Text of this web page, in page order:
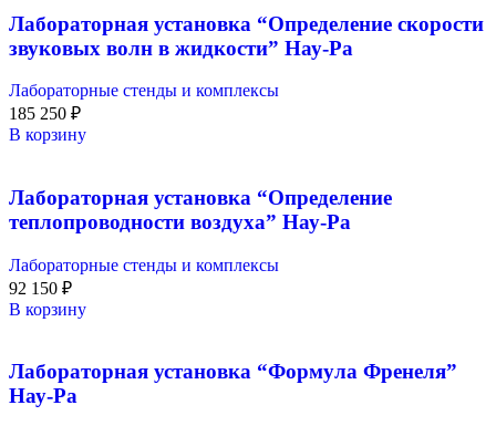
Лабораторная установка “Определение скорости
звуковых волн в жидкости” Нау-Ра
Лабораторные стенды и комплексы
185 250 ₽
В корзину
Лабораторная установка “Определение
теплопроводности воздуха” Нау-Ра
Лабораторные стенды и комплексы
92 150 ₽
В корзину
Лабораторная установка “Формула Френеля”
Нау-Ра